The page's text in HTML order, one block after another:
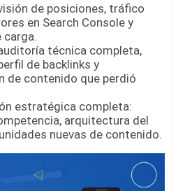
de posiciones, tráfico
en Search Console y
carga.
técnica completa,
de backlinks y
de contenido que perdió
estratégica completa:
arquitectura del
nuevas de contenido.